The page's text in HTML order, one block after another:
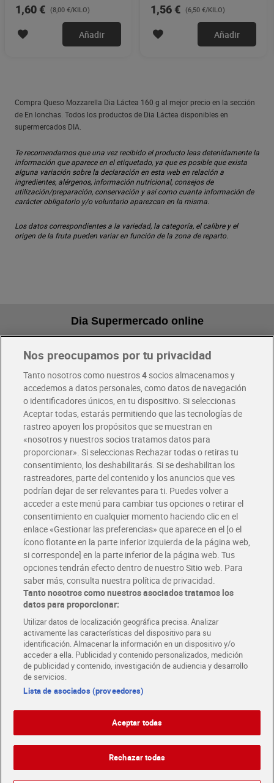
1,60 € (8,00 €/KILO)
Añadir
1,56 € (6,50 €/KILO)
Añadir
Compra Queso Mozzarella Dia Láctea 160 g al mejor precio en la sección
de En lonchas. Todos los productos de Dia Láctea disponibles en
supermercados DIA.
Te recomendamos que una vez recibido el producto leas detenidamente la
información que aparece en el etiquetado, ya que es posible que exista
alguna variación sobre la declaración en esta web en relación a
ingredientes, alérgenos, información nutricional, consejos de
utilización/preparación, conservación y así como cuanta información de
carácter obligatorio y/o voluntario aparezcan en la misma.
Los datos correspondientes a la variedad, la categoría, el calibre y el
origen de la fruta pueden variar en función de la zona de reparto.
Dia Supermercado online
Pide hoy, recibe hoy
Envío gratis por compras superiores a 100€
Envío estandar por 4,99€
Glovo y Uber Eats
Solicita tu factura de Glovo o Uber Eats
Únete al CLUB Dia
Disfruta las ventajas y ofertas exclusivas.
Descárgate la APP Dia
Folletos y Tiendas
Descubre las mejores ofertas y busca tu tienda más cercana
Tarjeta MaX Dia
Te devuelve hasta 8€/mes de tus compras.
¡Solicita tu tarjeta de crédito aquí!
COMER MEJOR CADA DIA
COLABORA CON DIA ABRE TU TIENDA DIA CORPORATE
EnglishPolítica de privacidad Política de cookies
Nos preocupamos por tu privacidad
Tanto nosotros como nuestros4socios almacenamos y
accedemos a datos personales, como datos de navegación
o identificadores únicos, en tu dispositivo. Si seleccionas
Aceptar todas, estarás permitiendo que las tecnologías de
rastreo apoyen los propósitos que se muestran en
«nosotros y nuestros socios tratamos datos para
proporcionar». Si seleccionas Rechazar todas o retiras tu
consentimiento, los deshabilitarás. Si se deshabilitan los
rastreadores, parte del contenido y los anuncios que ves
podrían dejar de ser relevantes para ti. Puedes volver a
acceder a este menú para cambiar tus opciones o retirar el
consentimiento en cualquier momento haciendo clic en el
enlace «Gestionar las preferencias» que aparece en el [o el
ícono flotante en la parte inferior izquierda de la página web,
si corresponde] en la parte inferior de la página web. Tus
opciones tendrán efecto dentro de nuestro Sitio web. Para
saber más, consulta nuestra política de privacidad.
Tanto nosotros como nuestros asociados tratamos los
datos para proporcionar:
Utilizar datos de localización geográfica precisa. Analizar
activamente las características del dispositivo para su
identificación. Almacenar la información en un dispositivo y/o
acceder a ella. Publicidad y contenido personalizados, medición
de publicidad y contenido, investigación de audiencia y desarrollo
de servicios.
Lista de asociados (proveedores)
Aceptar todas
Rechazar todas